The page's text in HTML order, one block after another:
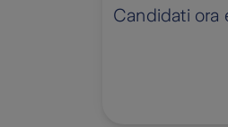
Candidati ora